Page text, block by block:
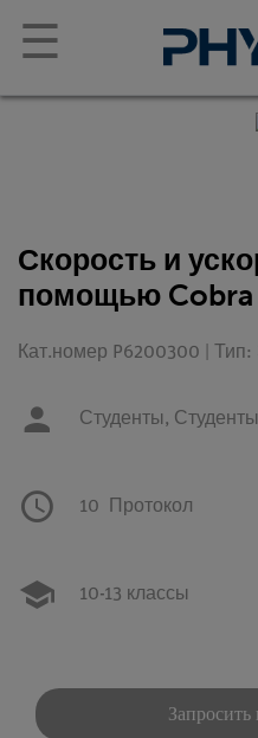
☰
Скорость и
помощью Cobra
Кат.номер P6200300 |
Студенты, Студенты
10 Протокол
10-13 классы